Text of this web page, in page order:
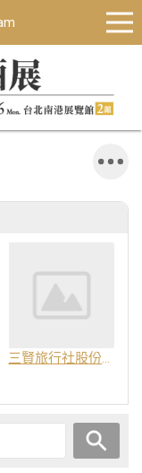
三賢旅行社股份有限公司